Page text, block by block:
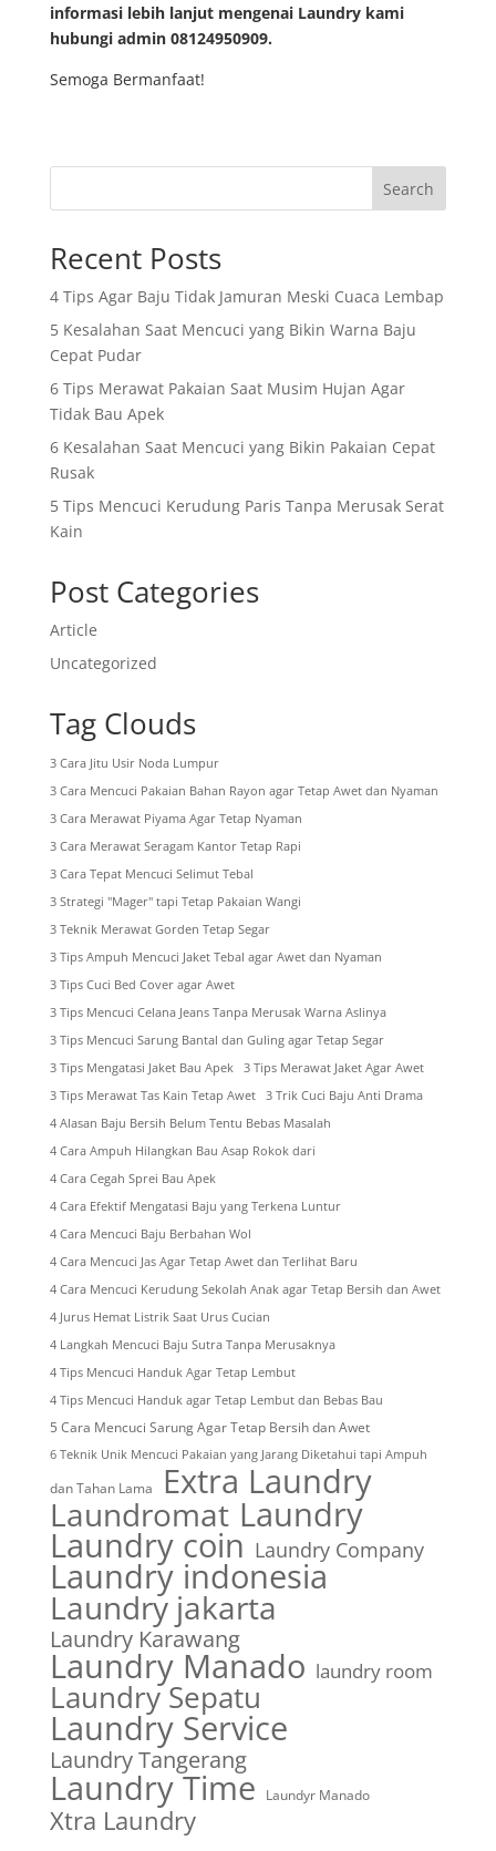
informasi lebih lanjut mengenai Laundry kami
hubungi admin 08124950909.
Semoga Bermanfaat!
Search
Recent Posts
4 Tips Agar Baju Tidak Jamuran Meski Cuaca Lembap
5 Kesalahan Saat Mencuci yang Bikin Warna Baju
Cepat Pudar
6 Tips Merawat Pakaian Saat Musim Hujan Agar
Tidak Bau Apek
6 Kesalahan Saat Mencuci yang Bikin Pakaian Cepat
Rusak
5 Tips Mencuci Kerudung Paris Tanpa Merusak Serat
Kain
Post Categories
Article
Uncategorized
Tag Clouds
3 Cara Jitu Usir Noda Lumpur
3 Cara Mencuci Pakaian Bahan Rayon agar Tetap Awet dan Nyaman
3 Cara Merawat Piyama Agar Tetap Nyaman
3 Cara Merawat Seragam Kantor Tetap Rapi
3 Cara Tepat Mencuci Selimut Tebal
3 Strategi "Mager" tapi Tetap Pakaian Wangi
3 Teknik Merawat Gorden Tetap Segar
3 Tips Ampuh Mencuci Jaket Tebal agar Awet dan Nyaman
3 Tips Cuci Bed Cover agar Awet
3 Tips Mencuci Celana Jeans Tanpa Merusak Warna Aslinya
3 Tips Mencuci Sarung Bantal dan Guling agar Tetap Segar
3 Tips Mengatasi Jaket Bau Apek
3 Tips Merawat Jaket Agar Awet
3 Tips Merawat Tas Kain Tetap Awet
3 Trik Cuci Baju Anti Drama
4 Alasan Baju Bersih Belum Tentu Bebas Masalah
4 Cara Ampuh Hilangkan Bau Asap Rokok dari
4 Cara Cegah Sprei Bau Apek
4 Cara Efektif Mengatasi Baju yang Terkena Luntur
4 Cara Mencuci Baju Berbahan Wol
4 Cara Mencuci Jas Agar Tetap Awet dan Terlihat Baru
4 Cara Mencuci Kerudung Sekolah Anak agar Tetap Bersih dan Awet
4 Jurus Hemat Listrik Saat Urus Cucian
4 Langkah Mencuci Baju Sutra Tanpa Merusaknya
4 Tips Mencuci Handuk Agar Tetap Lembut
4 Tips Mencuci Handuk agar Tetap Lembut dan Bebas Bau
5 Cara Mencuci Sarung Agar Tetap Bersih dan Awet
6 Teknik Unik Mencuci Pakaian yang Jarang Diketahui tapi Ampuh
dan Tahan Lama Extra Laundry
Laundromat Laundry
Laundry coin Laundry Company
Laundry indonesia
Laundry jakarta
Laundry Karawang
Laundry Manado laundry room
Laundry Sepatu
Laundry Service
Laundry Tangerang
Laundry Time Laundyr Manado
Xtra Laundry